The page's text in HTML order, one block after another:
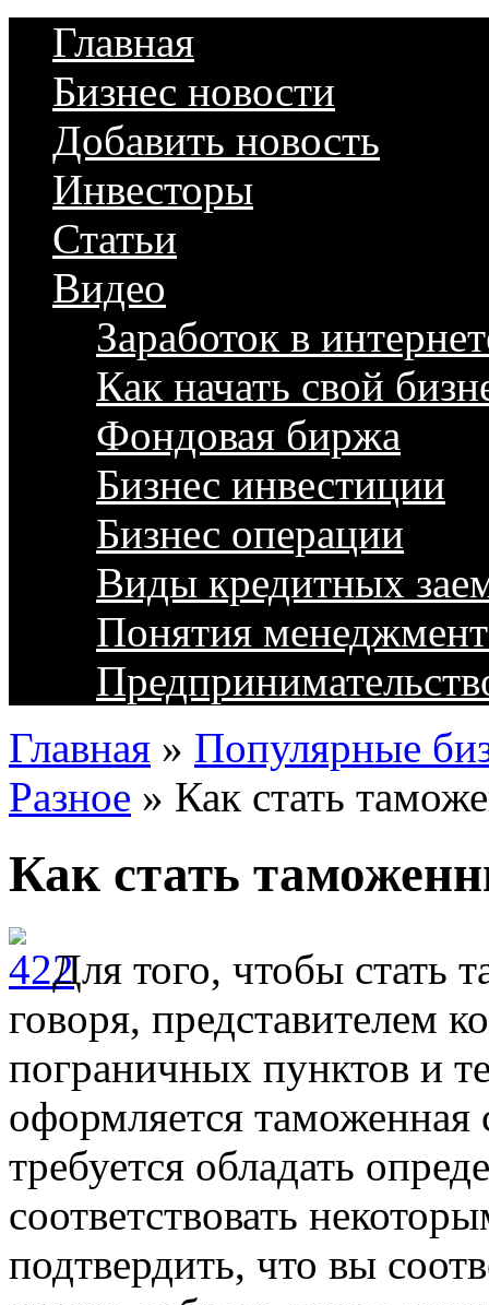
Главная
Бизнес новости
Добавить новость
Инвесторы
Статьи
Видео
Заработок в
Как начать свой
Фондовая биржа
Бизнес инвестиции
Бизнес операции
Виды кредитных
Понятия
Главная » Популярные
Разное » Как стать
Как стать
Для того, чтобы стать
говоря, представителем
пограничных пунктов и
оформляется таможенная
требуется обладать
соответствовать
подтвердить, что вы